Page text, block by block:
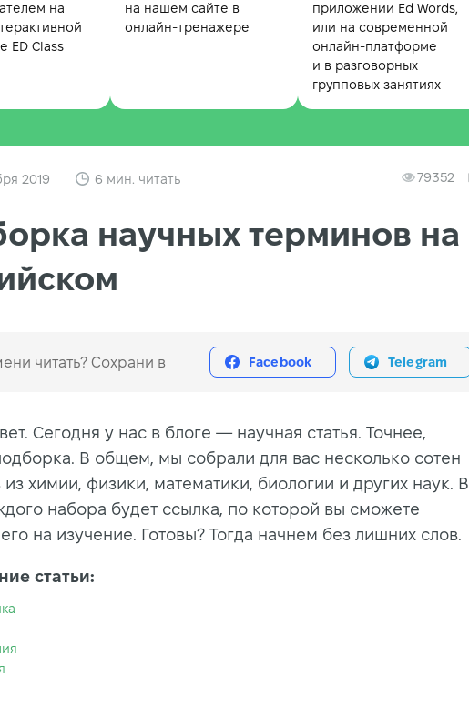
на
ED Class
на нашем сайте в
онлайн-тренажере
приложении Ed Words,
или на современной
онлайн-платформе
и в разговорных
групповых занятиях
2019 6 мин. читать 79352
научных терминов на
читать? Сохрани в Facebook Telegram
Сегодня у нас в блоге — научная статья. Точнее,
В общем, мы собрали для вас несколько сотен
химии, физики, математики, биологии и других наук. В
набора будет ссылка, по которой вы сможете
на изучение. Готовы? Тогда начнем без лишних слов.
статьи: